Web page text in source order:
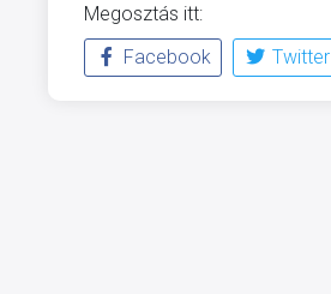
Megosztás itt:
Facebook
Twitter